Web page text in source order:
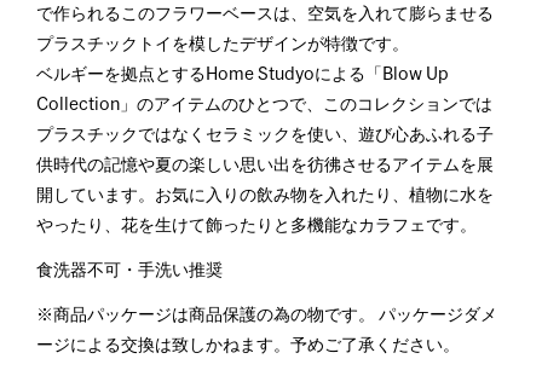
で作られるこのフラワーベースは、空気を入れて膨らませる
プラスチックトイを模したデザインが特徴です。
ベルギーを拠点とするHome Studyoによる「Blow Up
Collection」のアイテムのひとつで、このコレクションでは
プラスチックではなくセラミックを使い、遊び心あふれる子
供時代の記憶や夏の楽しい思い出を彷彿させるアイテムを展
開しています。お気に入りの飲み物を入れたり、植物に水を
やったり、花を生けて飾ったりと多機能なカラフェです。
食洗器不可・手洗い推奨
※商品パッケージは商品保護の為の物です。 パッケージダメ
ージによる交換は致しかねます。予めご了承ください。